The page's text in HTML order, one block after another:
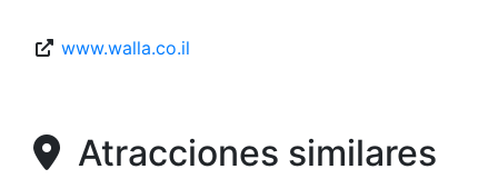
www.walla.co.il
Atracciones similares